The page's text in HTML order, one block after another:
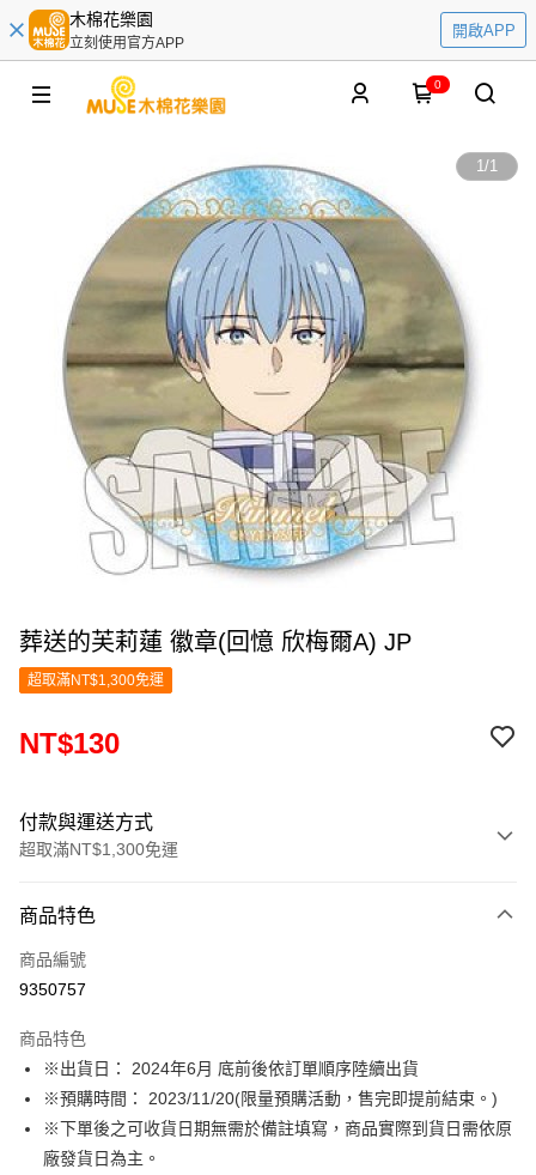
木棉花樂園
立刻使用官方APP
開啟APP
0
1/1
葬送的芙莉蓮 徽章(回憶 欣梅爾A) JP
超取滿NT$1,300免運
NT$130
付款與運送方式
超取滿NT$1,300免運
信用卡一次付款
超商取貨付款
Apple Pay
悠遊付
Google Pay
商品特色
商品編號
9350757
商品特色
※出貨日： 2024年6月 底前後依訂單順序陸續出貨
※預購時間： 2023/11/20(限量預購活動，售完即提前結束。)
※下單後之可收貨日期無需於備註填寫，商品實際到貨日需依原
廠發貨日為主。